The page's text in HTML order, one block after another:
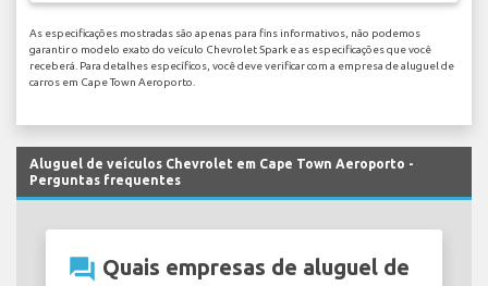
As especificações mostradas são apenas para fins informativos, não podemos
garantir o modelo exato do veículo Chevrolet Spark e as especificações que você
receberá. Para detalhes específicos, você deve verificar com a empresa de aluguel de
carros em Cape Town Aeroporto.
Aluguel de veículos Chevrolet em Cape Town Aeroporto -
Perguntas frequentes
question_answer Quais empresas de aluguel de